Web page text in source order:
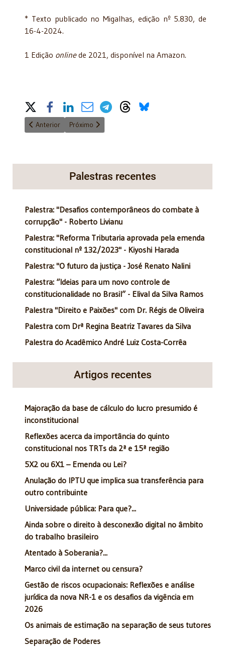
* Texto publicado no Migalhas, edição nº 5.830, de
16-4-2024.
1 Edição onlinede 2021, disponível na Amazon.
Share on Social Media
Artigo anterior: Resolução 547/2024 do CNJ inova a LEF*
Anterior Próximo artigo: Presidente da ADFAS avalia
Próximo
Palestras recentes
Palestra: "Desafios contemporâneos do combate à
corrupção" - Roberto Livianu
Palestra: "Reforma Tributaria aprovada pela emenda
constitucional nº 132/2023" - Kiyoshi Harada
Palestra: "O futuro da justiça - José Renato Nalini
Palestra: “Ideias para um novo controle de
constitucionalidade no Brasil” - Elival da Silva Ramos
Palestra "Direito e Paixões" com Dr. Régis de Oliveira
Palestra com Drª Regina Beatriz Tavares da Silva
Palestra do Acadêmico André Luiz Costa-Corrêa
Artigos recentes
Majoração da base de cálculo do lucro presumido é
inconstitucional
Reflexões acerca da importância do quinto
constitucional nos TRTs da 2ª e 15ª região
5X2 ou 6X1 – Emenda ou Lei?
Anulação do IPTU que implica sua transferência para
outro contribuinte
Universidade pública: Para que?...
Ainda sobre o direito à desconexão digital no âmbito
do trabalho brasileiro
Atentado à Soberania?...
Marco civil da internet ou censura?
Gestão de riscos ocupacionais: Reflexões e análise
jurídica da nova NR-1 e os desafios da vigência em
2026
Os animais de estimação na separação de seus tutores
Separação de Poderes